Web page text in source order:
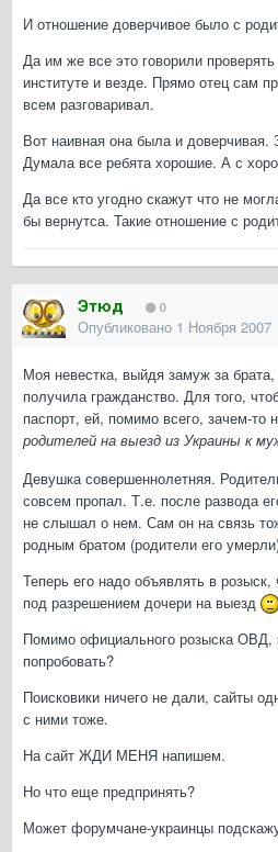
И отношение доверчивое было с
Да им же все это говорили
институте и везде. Прямо отец сам
всем разговаривал.
Вот наивная она была и доверчивая.
Думала все ребята хорошие. А с
Да все кто угодно скажут что не
бы вернутса. Такие отношение с
Этюд 0
Опубликовано 1 Ноября 2007
Моя невестка, выйдя замуж за
получила гражданство. Для того,
паспорт, ей, помимо всего, зачем-то
родителей на выезд из Украины к
Девушка совершеннолетняя.
совсем пропал. Т.е. после развода
не слышал о нем. Сам он на связь
родным братом (родители его
Теперь его надо объявлять в
под разрешением дочери на выезд
Помимо официального розыска
попробовать?
Поисковики ничего не дали, сайты
с ними тоже.
На сайт ЖДИ МЕНЯ напишем.
Но что еще предпринять?
Может форумчане-украинцы